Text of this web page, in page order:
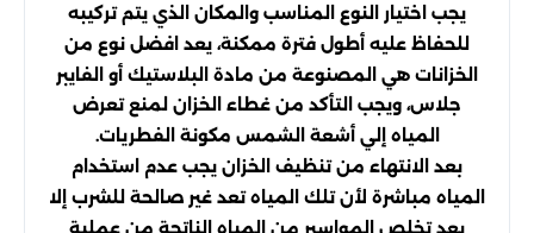
يجب اختيار النوع المناسب والمكان الذي يتم تركيبه
للحفاظ عليه أطول فترة ممكنة، يعد افضل نوع من
الخزانات هي المصنوعة من مادة البلاستيك أو الفايبر
جلاس، ويجب التأكد من غطاء الخزان لمنع تعرض
المياه إلي أشعة الشمس مكونة الفطريات.
بعد الانتهاء من تنظيف الخزان يجب عدم استخدام
المياه مباشرة لأن تلك المياه تعد غير صالحة للشرب إلا
بعد تخلص المواسير من المياه الناتجة من عملية